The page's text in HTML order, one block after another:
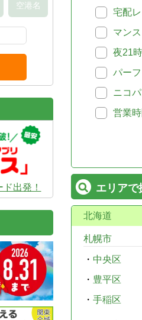
宅配
マン
夜21
パー
ニコ
営業
エリアで
北海道
札幌市
・ 中央区
・ 豊平区
・ 手稲区
空港名
出発！